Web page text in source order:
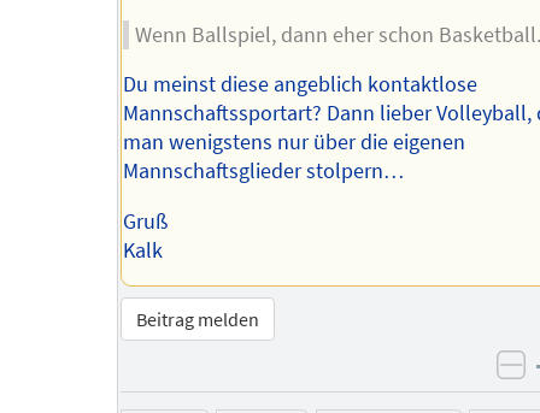
Wenn Ballspiel, dann eher schon Basketball.
Du meinst diese angeblich kontaktlose
Mannschaftssportart? Dann lieber Volleyball,
man wenigstens nur über die eigenen
Mannschaftsglieder stolpern…
Gruß
Kalk
Beitrag melden